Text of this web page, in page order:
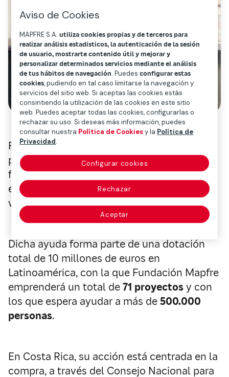
Fundación Mapfre ha aprobado un
presupuesto extraordinario para 2021 con el
fin de hacer frente a la situación de
emergencia y crisis socioeconómica que
vive Costa Rica a raíz de la Covid-19.
Dicha ayuda forma parte de una dotación
total de 10 millones de euros en
Latinoamérica, con la que Fundación Mapfre
emprenderá un total de71 proyectosy con
los que espera ayudar a más de500.000
personas.
En Costa Rica, su acción está centrada en la
compra, a través del Consejo Nacional para
Aviso de Cookies
MAPFRE S.A.utiliza cookies propias y de terceros para
realizar análisis estadísticos, la autenticación de la sesión
de usuario, mostrarte contenido útil y mejorar y
personalizar determinados servicios mediante el análisis
de tus hábitos de navegación. Puedesconfigurar estas
cookies, pudiendo en tal caso limitarse la navegación y
servicios del sitio web. Si aceptas las cookies estás
consintiendo la utilización de las cookies en este sitio
web. Puedes aceptar todas las cookies, configurarlas o
rechazar su uso. Si deseas más información, puedes
consultar nuestra Política de Cookiesy la Política de
Privacidad.
Configurar cookies
Rechazar
Aceptar